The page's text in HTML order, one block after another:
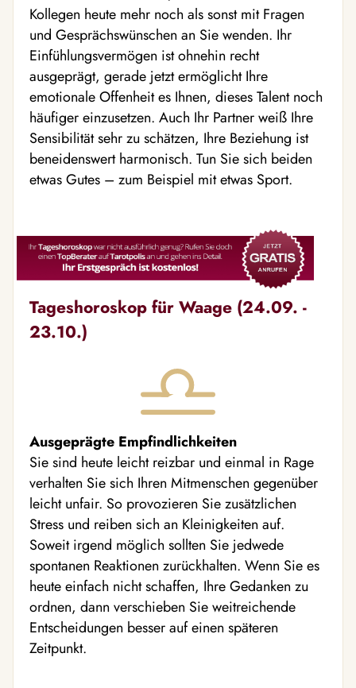
Kollegen heute mehr noch als sonst mit Fragen
und Gesprächswünschen an Sie wenden. Ihr
Einfühlungsvermögen ist ohnehin recht
ausgeprägt, gerade jetzt ermöglicht Ihre
emotionale Offenheit es Ihnen, dieses Talent noch
häufiger einzusetzen. Auch Ihr Partner weiß Ihre
Sensibilität sehr zu schätzen, Ihre Beziehung ist
beneidenswert harmonisch. Tun Sie sich beiden
etwas Gutes – zum Beispiel mit etwas Sport.
Tageshoroskop für Waage (24.09. -
23.10.)
Ausgeprägte Empfindlichkeiten
Sie sind heute leicht reizbar und einmal in Rage
verhalten Sie sich Ihren Mitmenschen gegenüber
leicht unfair. So provozieren Sie zusätzlichen
Stress und reiben sich an Kleinigkeiten auf.
Soweit irgend möglich sollten Sie jedwede
spontanen Reaktionen zurückhalten. Wenn Sie es
heute einfach nicht schaffen, Ihre Gedanken zu
ordnen, dann verschieben Sie weitreichende
Entscheidungen besser auf einen späteren
Zeitpunkt.